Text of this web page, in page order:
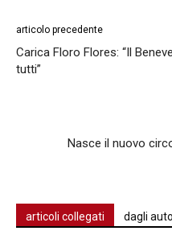
articolo precedente
Carica Floro Flores: “Il
tutti”
Nasce il nuovo
articoli collegati dagli